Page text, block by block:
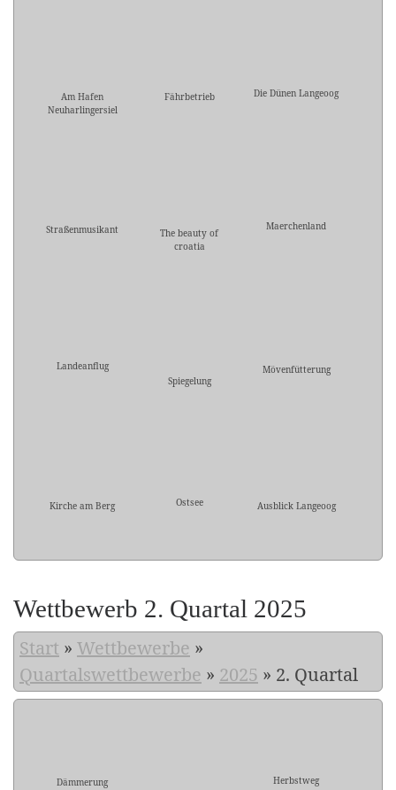
Am Hafen
Neuharlingersiel
Fährbetrieb Die Dünen Langeoog
Straßenmusikant
The beauty of
croatia
Maerchenland
Landeanflug
Spiegelung
Mövenfütterung
Kirche am Berg Ostsee Ausblick Langeoog
Wettbewerb 2. Quartal 2025
Start » Wettbewerbe »
Quartalswettbewerbe » 2025 » 2. Quartal
Dämmerung Herbstweg